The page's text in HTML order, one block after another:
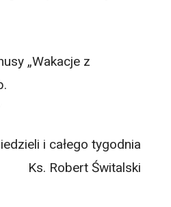
„Wakacje z
i całego tygodnia
Ks. Robert Świtalski